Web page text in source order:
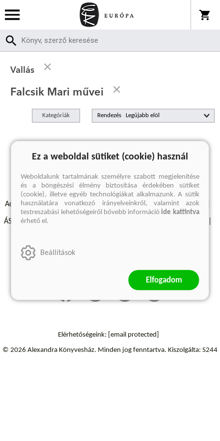
Vallás
Falcsik Mari művei
Kategóriák Rendezés
A keresett kifejezésre nincs találat
Adatvédelmi szabályzatok Elállási felmondási nyilatkozat
ÁSZF - Vásárlási feltételek
Szállítási információk
Elérhetőségeink: [email protected]
© 2026 Alexandra Könyvesház. Minden jog fenntartva. Kiszolgálta: S244
Ez a weboldal sütiket (cookie) használ
Weboldalunk tartalmának személyre szabott megjelenítése
és a böngészési élmény biztosítása érdekében sütiket
(cookie), illetve egyéb technológiákat alkalmazunk. A sütik
használatára vonatkozó irányelveinkről, valamint azok
testreszabási lehetőségeiről bővebb információide kattintva
érhető el.
Beállítások
Elfogadom